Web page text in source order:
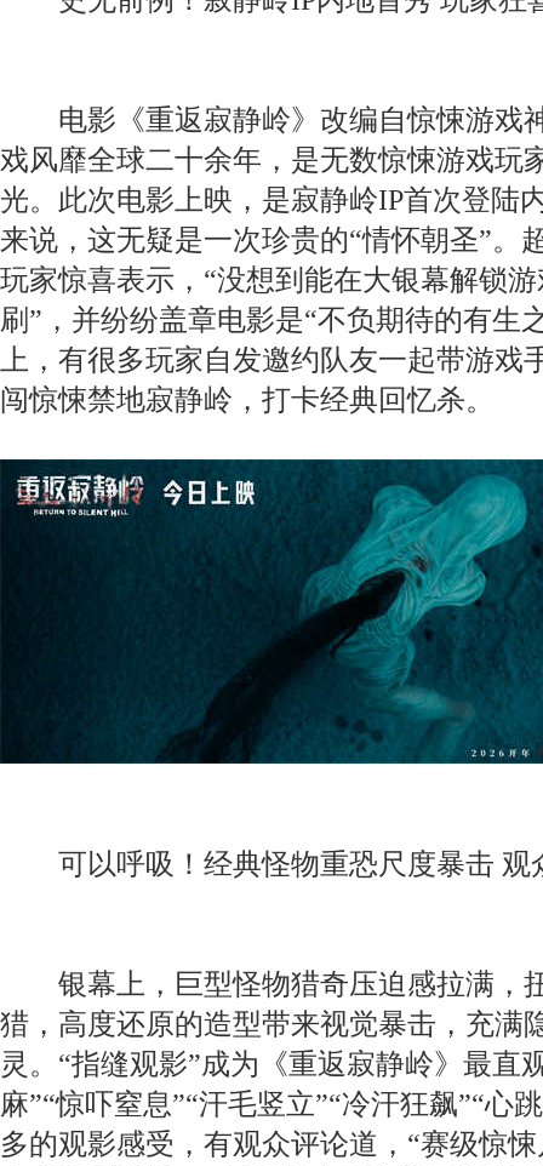
电影《重返寂静岭》改编自惊悚游戏
戏风靡全球二十余年，是无数惊悚游戏玩
光。此次电影上映，是寂静岭IP首次登陆
来说，这无疑是一次珍贵的“情怀朝圣”。
玩家惊喜表示，“没想到能在大银幕解锁
刷”，并纷纷盖章电影是“不负期待的有生
上，有很多玩家自发邀约队友一起带游戏
闯惊悚禁地寂静岭，打卡经典回忆杀。
可以呼吸！经典怪物重恐尺度暴击 观
银幕上，巨型怪物猎奇压迫感拉满，
猎，高度还原的造型带来视觉暴击，充满
灵。“指缝观影”成为《重返寂静岭》最直
麻”“惊吓窒息”“汗毛竖立”“冷汗狂飙”“心
多的观影感受，有观众评论道，“赛级惊